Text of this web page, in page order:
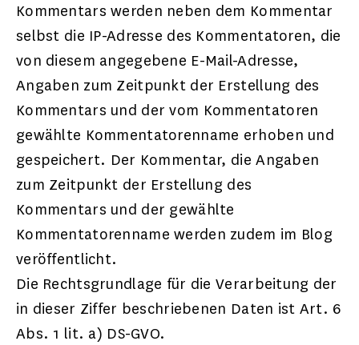
Kommentars werden neben dem Kommentar
selbst die IP-Adresse des Kommentatoren, die
von diesem angegebene E-Mail-Adresse,
Angaben zum Zeitpunkt der Erstellung des
Kommentars und der vom Kommentatoren
gewählte Kommentatorenname erhoben und
gespeichert. Der Kommentar, die Angaben
zum Zeitpunkt der Erstellung des
Kommentars und der gewählte
Kommentatorenname werden zudem im Blog
veröffentlicht.
Die Rechtsgrundlage für die Verarbeitung der
in dieser Ziffer beschriebenen Daten ist Art. 6
Abs. 1 lit. a) DS-GVO.